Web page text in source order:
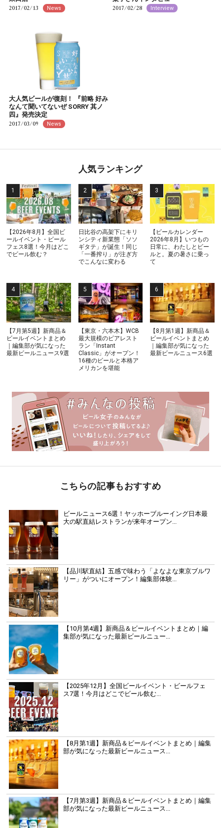
2017/02/13 News 2017/02/28 Interview
大人気ビールが復刻！ 『前略 好み
なんて聞いてないぜ SORRY 其ノ
四』発売決定
2017/03/09 News
人気ランキング
【2026年8月】全国ビ
ールイベント・ビール
フェス8選！今月はどこ
でビール飲む？
日比谷の高架下にキリ
ンシティ新業態「ソソ
ギタテ」が誕生！同じ
「一番搾り」が注ぎ方
でこんなに変わる
【ビールカレンダー
2026年8月】いつもの
日常に、わたしとビー
ルと。夏の暑さに乗っ
て
【7月第5週】新商品＆
ビールイベントまとめ
｜編集部が気になった
最新ビールニュース9選
【東京・六本木】WCB
最大規模のビアレスト
ラン「Instant
Classic」がオープン！
16種のビールと本格ア
メリカンを堪能
【8月第1週】新商品＆
ビールイベントまとめ
｜編集部が気になった
最新ビールニュース6選
こちらの記事もおすすめ
ビールニュース6選！ヤッホーブルーイング日本最
大の駅直結レストランが来年オープン...
【品川駅直結】五感で味わう「よなよな東京ブルワ
リー」がついにオープン！編集部体験...
【10月第4週】新商品＆ビールイベントまとめ｜編
集部が気になった最新ビールニュー...
【2025年12月】全国ビールイベント・ビールフェ
ス7選！今月はどこでビール飲む...
【8月第1週】新商品＆ビールイベントまとめ｜編集
部が気になった最新ビールニュース...
【7月第3週】新商品＆ビールイベントまとめ｜編集
部が気になった最新ビールニュース...